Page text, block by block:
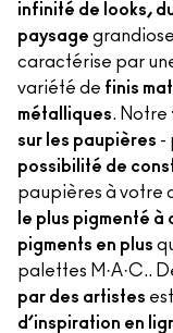
infinité de looks,
paysage grandiose
caractérise par
variété de finis
métalliques. Notre
sur les paupières -
possibilité de
paupières à votre
le plus pigmenté à
pigments en plus
palettes M·A·C..
par des artistes
d’inspiration en